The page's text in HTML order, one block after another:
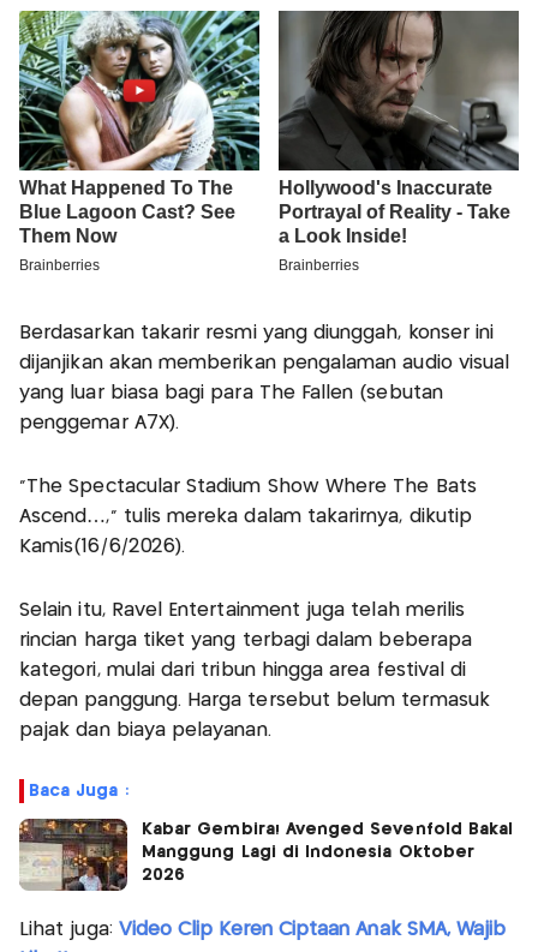
Berdasarkan takarir resmi yang diunggah, konser ini
dijanjikan akan memberikan pengalaman audio visual
yang luar biasa bagi para The Fallen (sebutan
penggemar A7X).
"The Spectacular Stadium Show Where The Bats
Ascend…,” tulis mereka dalam takarirnya, dikutip
Kamis(16/6/2026).
Selain itu, Ravel Entertainment juga telah merilis
rincian harga tiket yang terbagi dalam beberapa
kategori, mulai dari tribun hingga area festival di
depan panggung. Harga tersebut belum termasuk
pajak dan biaya pelayanan.
Baca Juga :
Kabar Gembira! Avenged Sevenfold Bakal
Manggung Lagi di Indonesia Oktober
2026
Lihat juga: Video Clip Keren Ciptaan Anak SMA, Wajib